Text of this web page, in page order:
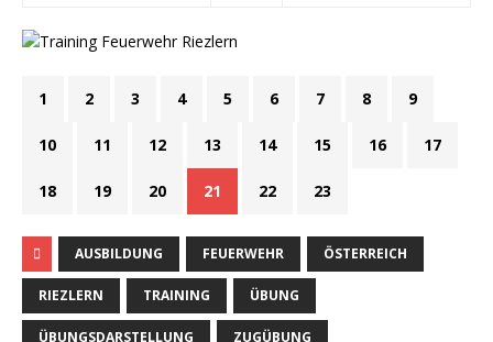
1 2 3 4 5 6 7 8 9
10 11 12 13 14 15 16 17
18 19 20 21 22 23
AUSBILDUNG FEUERWEHR ÖSTERREICH
RIEZLERN TRAINING ÜBUNG
ÜBUNGSDARSTELLUNG ZUGÜBUNG